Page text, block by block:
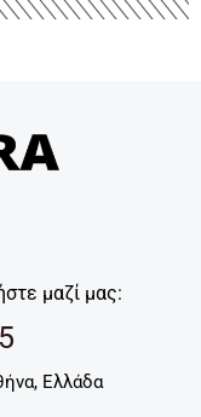
μαζί μας:
Ελλάδα